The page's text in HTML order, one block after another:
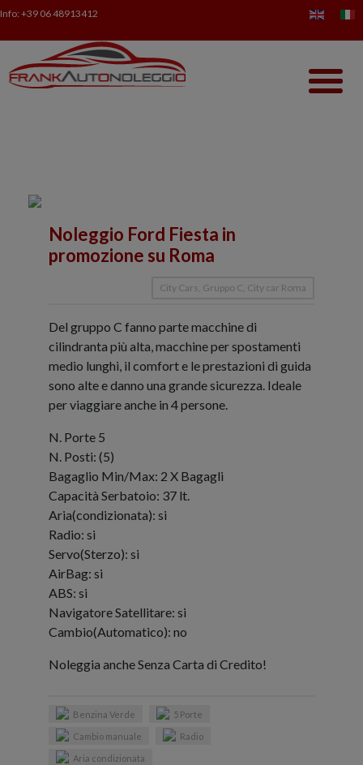
Info: +39 06 48913412
Noleggio Ford Fiesta in
promozione su Roma
City Cars, Gruppo C, City car Roma
Del gruppo C fanno parte macchine di
cilindranta più alta, macchine per spostamenti
medio lunghi, il comfort e le prestazioni di guida
sono alte e danno una grande sicurezza. Ideale
per viaggiare anche in 4 persone.
N. Porte 5
N. Posti: (5)
Bagaglio Min/Max: 2 X Bagagli
Capacità Serbatoio: 37 lt.
Aria(condizionata): si
Radio: si
Servo(Sterzo): si
AirBag: si
ABS: si
Navigatore Satellitare: si
Cambio(Automatico): no
Noleggia anche Senza Carta di Credito!
Benzina Verde 5 Porte
Cambio manuale Radio
Aria condizionata